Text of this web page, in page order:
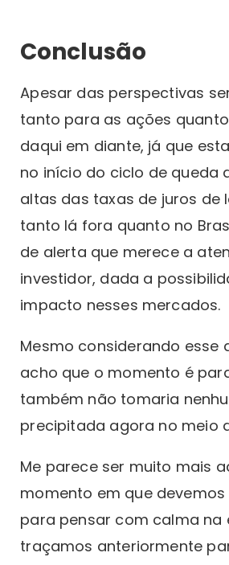
Conclusão
Apesar das perspectivas
tanto para as ações quanto
daqui em diante, já que
no início do ciclo de queda
altas das taxas de juros de
tanto lá fora quanto no
de alerta que merece a
investidor, dada a
impacto nesses mercados.
Mesmo considerando esse
acho que o momento é
também não tomaria
precipitada agora no meio
Me parece ser muito mais
momento em que
para pensar com calma na
traçamos anteriormente